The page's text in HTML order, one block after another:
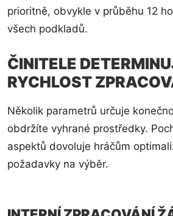
prioritně, obvykle v průběhu 12
všech podkladů.
ČINITELE
RYCHLOST
Několik parametrů určuje
obdržíte vyhrané prostředky.
aspektů dovoluje hráčům
požadavky na výběr.